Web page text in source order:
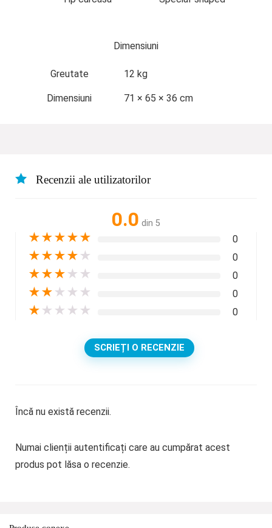
Dimensiuni
Greutate 12 kg
Dimensiuni 71 × 65 × 36 cm
Recenzii ale utilizatorilor
0.0 din 5
★★★★★ 0
★★★★ ★ 0
★★★ ★ ★ 0
★★ ★ ★ ★ 0
★ ★ ★ ★ ★ 0
SCRIEȚI O RECENZIE
Încă nu există recenzii.
Numai clienții autentificați care au cumpărat acest
produs pot lăsa o recenzie.